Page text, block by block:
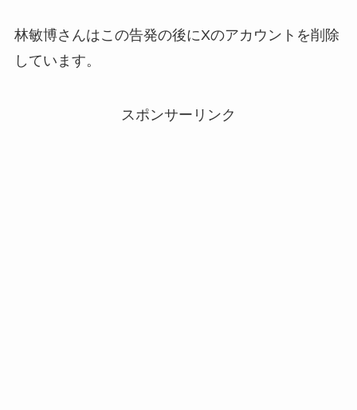
林敏博さんはこの告発の後にXのアカウントを削除
しています。
スポンサーリンク